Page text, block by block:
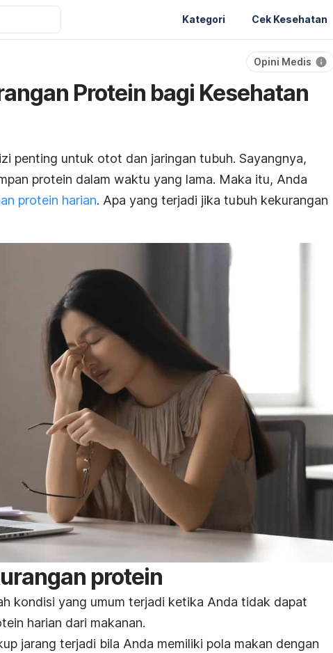
Kategori Cek Kesehatan
Opini Medis
Protein bagi Kesehatan
penting untuk otot dan jaringan tubuh. Sayangnya,
protein dalam waktu yang lama. Maka itu, Anda
protein harian. Apa yang terjadi jika tubuh kekurangan
protein
kondisi yang umum terjadi ketika Anda tidak dapat
harian dari makanan.
jarang terjadi bila Anda memiliki pola makan dengan